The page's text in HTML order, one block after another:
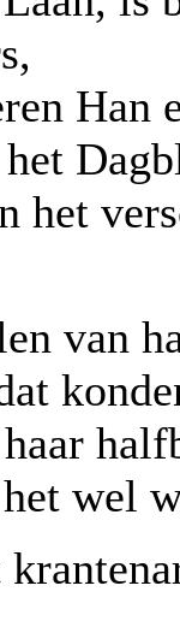
Han
het
van
wel